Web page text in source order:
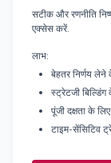
सटीक और रणनीति
एक्सेस करें.
लाभ:
बेहतर निर्णय
स्ट्रेटजी
पूंजी दक्षता के
टाइम-सेंसिटिव